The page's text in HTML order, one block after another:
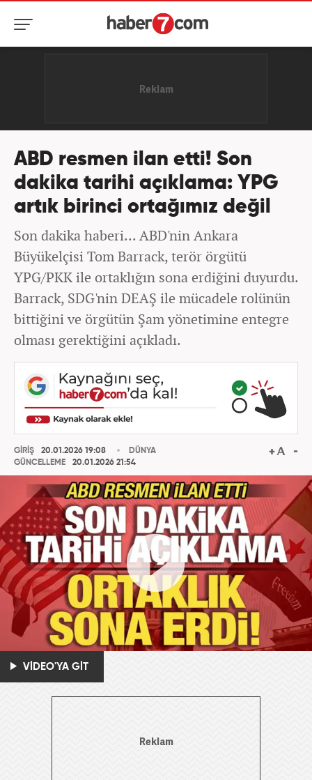
ABD resmen ilan etti! Son
dakika tarihi açıklama: YPG
artık birinci ortağımız değil
Son dakika haberi... ABD'nin Ankara
Büyükelçisi Tom Barrack, terör örgütü
YPG/PKK ile ortaklığın sona erdiğini duyurdu.
Barrack, SDG'nin DEAŞ ile mücadele rolünün
bittiğini ve örgütün Şam yönetimine entegre
olması gerektiğini açıkladı.
GİRİŞ
20.01.2026 19:08
GÜNCELLEME
20.01.2026 21:54
DÜNYA
VİDEO'YA GİT